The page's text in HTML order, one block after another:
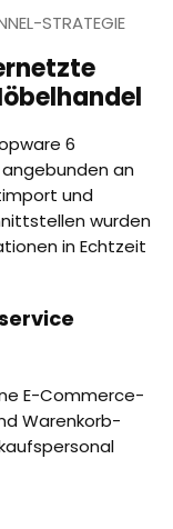
STRATEGIE
6
an
und
wurden
in Echtzeit
E-Commerce-
Warenkorb-